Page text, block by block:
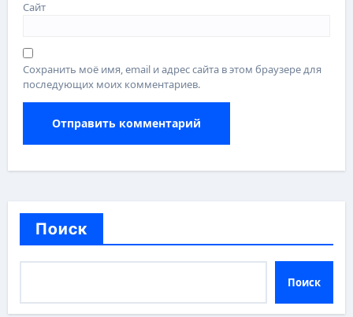
Сайт
Сохранить моё имя, email и адрес сайта в этом браузере для
последующих моих комментариев.
Поиск
Поиск